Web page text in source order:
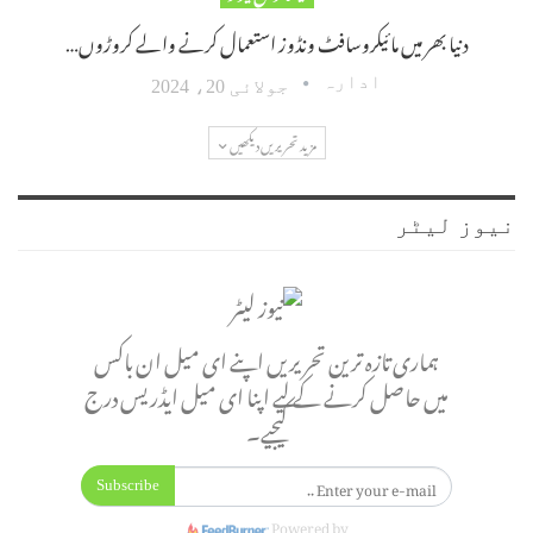
دنیا بھر میں مائیکروسافٹ ونڈوز استعمال کرنے والے کروڑوں…
ادارہ جولائی 20، 2024
مزید تحریریں دیکھیں
نیوز لیٹر
ہماری تازہ ترین تحریریں اپنے ای میل ان باکس
میں حاصل کرنے کے لیے اپنا ای میل ایڈریس درج
کیجیے۔
Subscribe
Powered by